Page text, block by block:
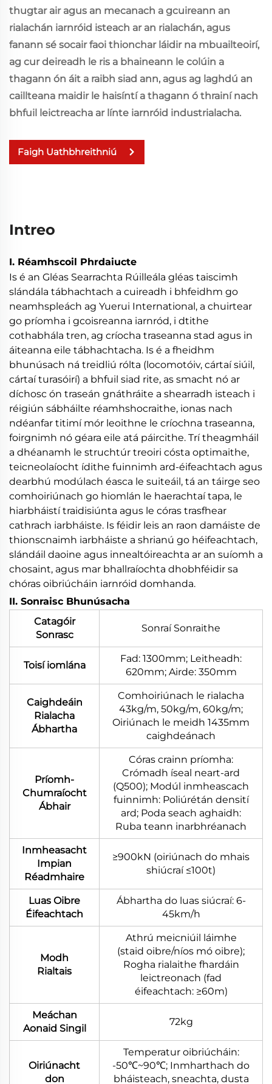
thugtar air agus an mecanach a gcuireann an
rialachán iarnróid isteach ar an rialachán, agus
fanann sé socair faoi thionchar láidir na mbuailteoirí,
ag cur deireadh le ris a bhaineann le colúin a
thagann ón áit a raibh siad ann, agus ag laghdú an
caillteana maidir le haisíntí a thagann ó thrainí nach
bhfuil leictreacha ar línte iarnróid industrialacha.
Faigh Uathbhreithniú
Intreo
I. Réamhscoil Phrdaiucte
Is é an Gléas Searrachta Rúilleála gléas taiscimh
slándála tábhachtach a cuireadh i bhfeidhm go
neamhspleách ag Yuerui International, a chuirtear
go príomha i gcoisreanna iarnród, i dtithe
cothabhála tren, ag críocha traseanna stad agus in
áiteanna eile tábhachtacha. Is é a fheidhm
bhunúsach ná treidliú rólta (locomotóiv, cártaí siúil,
cártaí turasóirí) a bhfuil siad rite, as smacht nó ar
díchosc ón traseán gnáthráite a shearradh isteach i
réigiún sábháilte réamhshocraithe, ionas nach
ndéanfar titimí mór leoithne le críochna traseanna,
foirgnimh nó géara eile atá páircithe. Trí theagmháil
a dhéanamh le struchtúr treoiri cósta optimaithe,
teicneolaíocht ídithe fuinnimh ard-éifeachtach agus
dearbhú modúlach éasca le suiteáil, tá an táirge seo
comhoiriúnach go hiomlán le haerachtaí tapa, le
hiarbháistí traidisiúnta agus le córas trasfhear
cathrach iarbháiste. Is féidir leis an raon damáiste de
thionscnaimh iarbháiste a shrianú go héifeachtach,
slándáil daoine agus innealtóireachta ar an suíomh a
chosaint, agus mar bhallraíochta dhobhféidir sa
chóras oibriúcháin iarnróid domhanda.
II. Sonraisc Bhunúsacha
Catagóir
Sonrasc
Sonraí Sonraithe
Toisí iomlána
Fad: 1300mm; Leitheadh:
620mm; Airde: 350mm
Caighdeáin
Rialacha
Ábhartha
Comhoiriúnach le rialacha
43kg/m, 50kg/m, 60kg/m;
Oiriúnach le meidh 1435mm
caighdeánach
Príomh-
Chumraíocht
Ábhair
Córas crainn príomha:
Crómadh íseal neart-ard
(Q500); Modúl inmheascach
fuinnimh: Poliúrétán densití
ard; Poda seach aghaidh:
Ruba teann inarbhréanach
Inmheasacht
Impian
Réadmhaire
≥900kN (oiriúnach do mhais
shiúcraí ≤100t)
Luas Oibre
Éifeachtach
Ábhartha do luas siúcraí: 6-
45km/h
Modh
Rialtais
Athrú meicniúil láimhe
(staid oibre/níos mó oibre);
Rogha rialaithe fhardáin
leictreonach (fad
éifeachtach: ≥60m)
Meáchan
Aonaid Singil
72kg
Oiriúnacht
don
Temperatur oibriúcháin:
-50℃~90℃; Inmharthach do
bháisteach, sneachta, dusta